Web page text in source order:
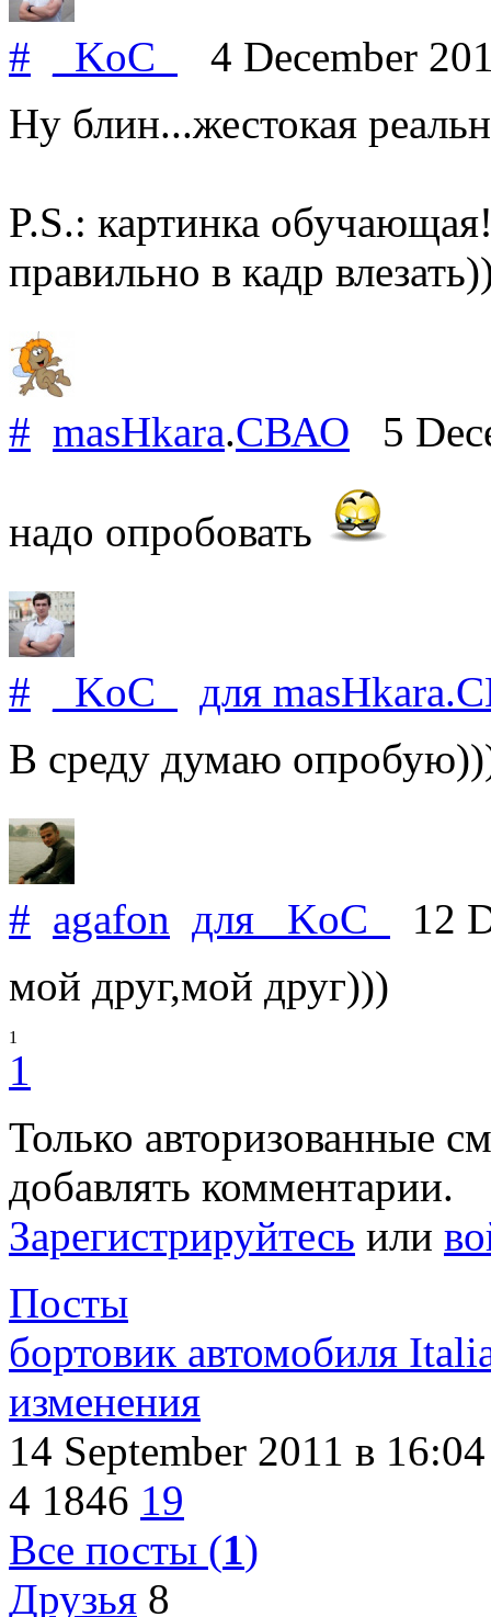
# _KoC_
4 December
Ну блин...жестокая
P.S.: картинка
правильно в кадр
# masHkara.СВАО 5
надо опробовать
# _KoC_ для masHkara.
В среду думаю
# agafon для _KoC_
12
мой друг,мой друг)))
1
1
Только авторизованные
добавлять комментарии.
Зарегистрируйтесь или
Посты
бортовик автомобиля
изменения
14 September 2011 в 16:04
4 1846 19
Все посты (1)
Друзья 8